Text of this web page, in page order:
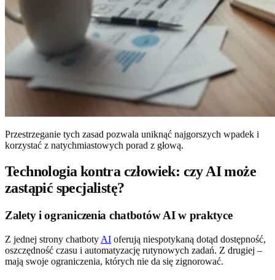
Przestrzeganie tych zasad pozwala uniknąć najgorszych wpadek i
korzystać z natychmiastowych porad z głową.
Technologia kontra człowiek: czy AI może
zastąpić specjalistę?
Zalety i ograniczenia chatbotów AI w praktyce
Z jednej strony chatboty AI oferują niespotykaną dotąd dostępność,
oszczędność czasu i automatyzację rutynowych zadań. Z drugiej –
mają swoje ograniczenia, których nie da się zignorować.